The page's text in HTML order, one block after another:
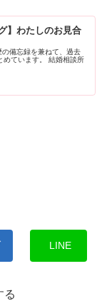
】わたしのお見合
備忘録を兼ねて、過去
めています。 結婚相談所
LINE
る